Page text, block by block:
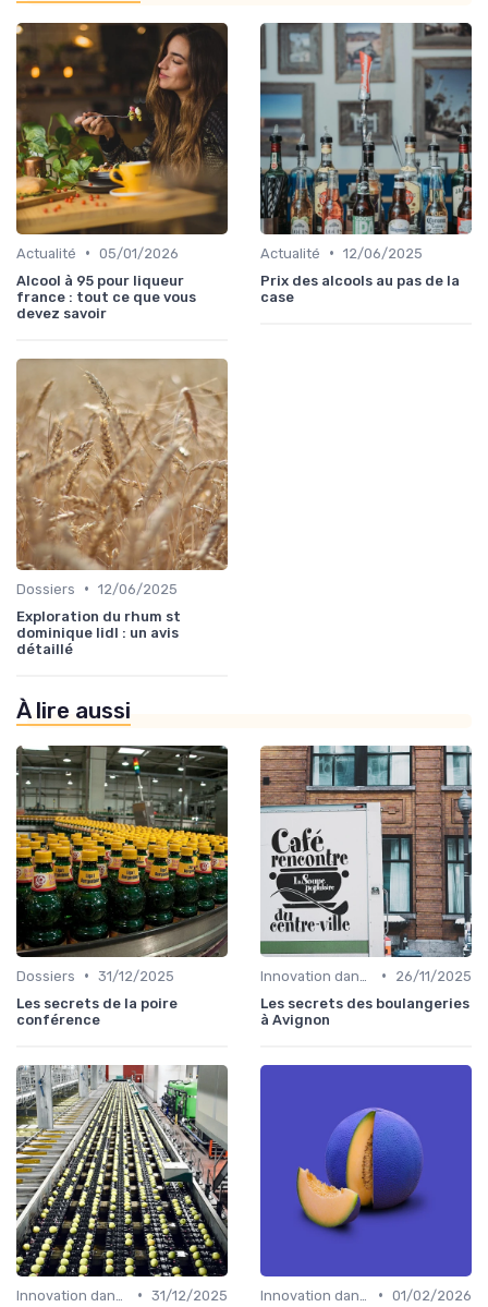
Actualité • 05/01/2026
Alcool à 95 pour liqueur
france : tout ce que vous
devez savoir
Actualité • 12/06/2025
Prix des alcools au pas de la
case
Dossiers • 12/06/2025
Exploration du rhum st
dominique lidl : un avis
détaillé
À lire aussi
Dossiers • 31/12/2025
Les secrets de la poire
conférence
•
26/11/2025
Les secrets des boulangeries
à Avignon
• 31/12/2025
• 01/02/2026